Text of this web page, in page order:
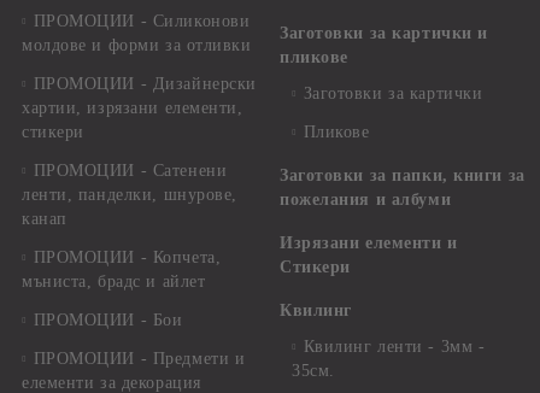
ПРОМОЦИИ - Силиконови
молдове и форми за отливки
ПРОМОЦИИ - Дизайнерски
хартии, изрязани елементи,
стикери
ПРОМОЦИИ - Сатенени
ленти, панделки, шнурове,
канап
ПРОМОЦИИ - Копчета,
мъниста, брадс и айлет
ПРОМОЦИИ - Бои
ПРОМОЦИИ - Предмети и
елементи за декорация
Заготовки за картички и
пликове
Заготовки за картички
Пликове
Заготовки за папки, книги за
пожелания и албуми
Изрязани елементи и
Стикери
Квилинг
Квилинг ленти - 3мм -
35см.